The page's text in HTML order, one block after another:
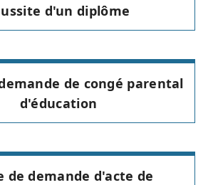
d'un diplôme
de congé parental
d'éducation
de demande d'acte de